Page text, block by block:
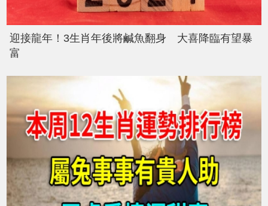
迎接龍年！3生肖年後將鹹魚翻身 大喜降臨有望暴
富